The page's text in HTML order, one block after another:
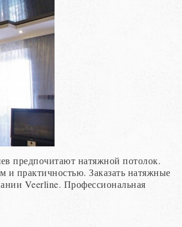
предпочитают натяжной потолок.
практичностью. Заказать натяжные
Veerline. Профессиональная